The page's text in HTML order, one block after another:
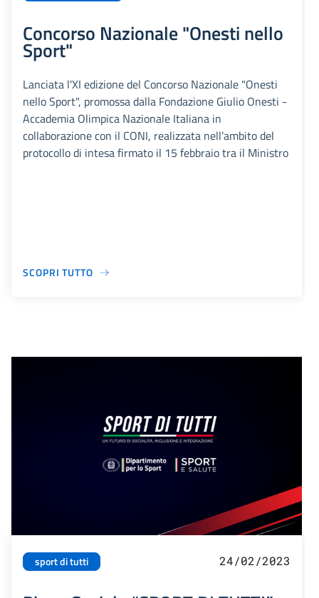
Concorso Nazionale "Onesti nello
Sport"
Lanciata l'XI edizione del Concorso Nazionale "Onesti
nello Sport", promossa dalla Fondazione Giulio Onesti -
Accademia Olimpica Nazionale Italiana in
collaborazione con il CONI, realizzata nell’ambito del
protocollo di intesa firmato il 15 febbraio tra il Ministro
SCOPRI TUTTO
sport di tutti 24/02/2023